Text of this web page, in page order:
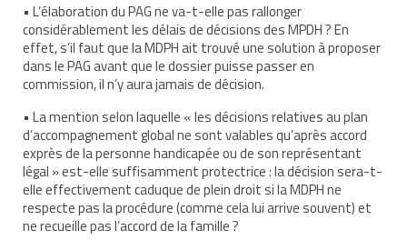
Autres aides financières
Aides municipales
Aides destinées aux fonctionnaires
Aides pour les salariés du privé
Aide exceptionnelle sécurité sociale
Aide aux démarches relatives à la
scolarisation
• L’élaboration du PAG ne va-t-elle pas rallonger
considérablement les délais de décisions des MPDH ? En
effet, s’il faut que la MDPH ait trouvé une solution à proposer
dans le PAG avant que le dossier puisse passer en
commission, il n’y aura jamais de décision.
• La mention selon laquelle « les décisions relatives au plan
d’accompagnement global ne sont valables qu’après accord
exprès de la personne handicapée ou de son représentant
légal » est-elle suffisamment protectrice : la décision sera-t-
elle effectivement caduque de plein droit si la MDPH ne
respecte pas la procédure (comme cela lui arrive souvent) et
ne recueille pas l’accord de la famille ?